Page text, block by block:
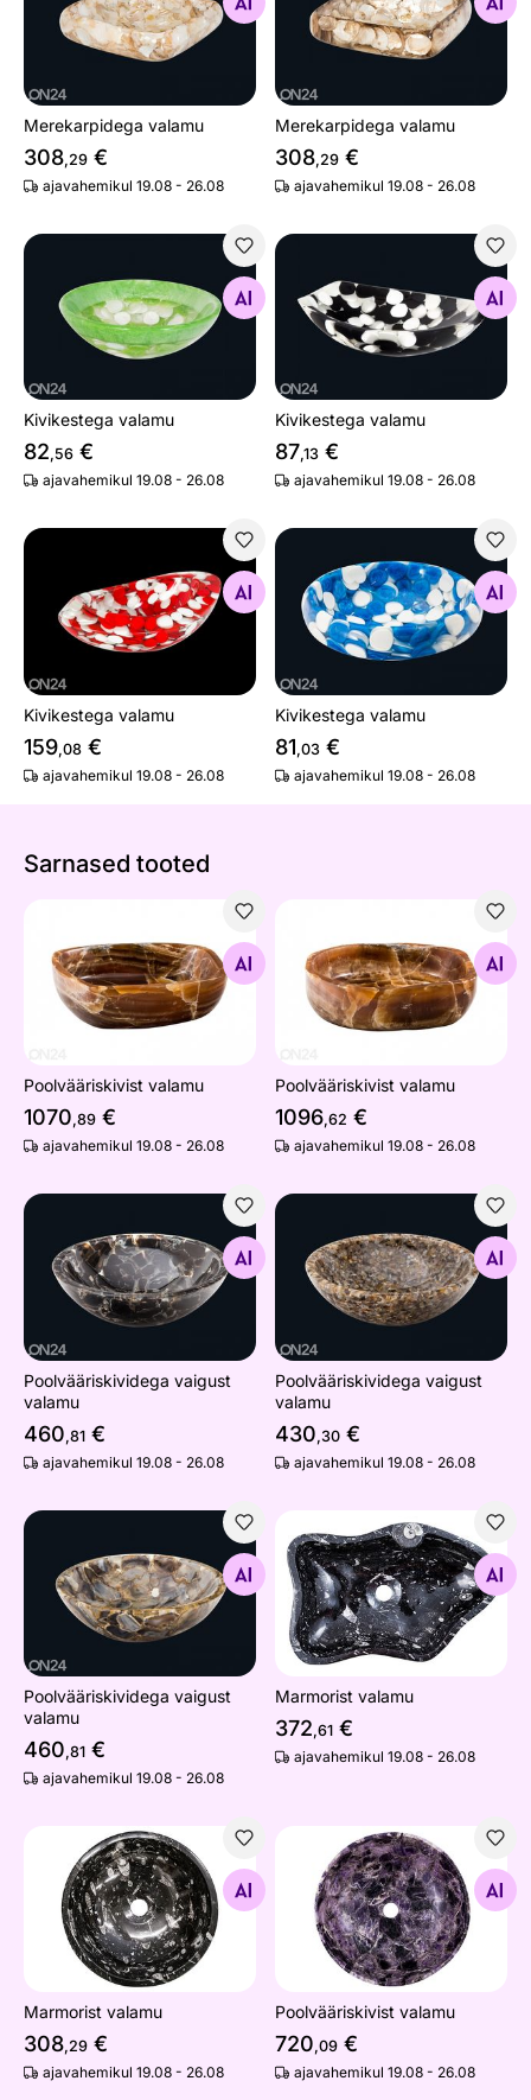
Otsi sarnaseid
Merekarpidega valamu
308,29 €
ajavahemikul 19.08 - 26.08
Otsi sarnaseid
Merekarpidega valamu
308,29 €
ajavahemikul 19.08 - 26.08
Otsi sarnaseid
Kivikestega valamu
82,56 €
ajavahemikul 19.08 - 26.08
Otsi sarnaseid
Kivikestega valamu
87,13 €
ajavahemikul 19.08 - 26.08
Kivikestega valamu
Otsi sarnaseid
Kivikestega valamu
159,08 €
ajavahemikul 19.08 - 26.08
Kivikestega valamu
Otsi sarnaseid
Kivikestega valamu
81,03 €
ajavahemikul 19.08 - 26.08
Sarnased tooted
Otsi sarnaseid
Poolvääriskivist valamu
1070,89 €
ajavahemikul 19.08 - 26.08
Otsi sarnaseid
Poolvääriskivist valamu
1096,62 €
ajavahemikul 19.08 - 26.08
Poolvääriskividega vaigust valamu
Otsi sarnaseid
Poolvääriskividega vaigust
valamu
460,81 €
ajavahemikul 19.08 - 26.08
Poolvääriskividega vaigust
Otsi sarnaseid
Poolvääriskividega vaigust
valamu
430,30 €
ajavahemikul 19.08 - 26.08
Poolvääriskividega vaigust valamu
Otsi sarnaseid
Poolvääriskividega vaigust
valamu
460,81 €
ajavahemikul 19.08 - 26.08
Marmorist valamu
Otsi sarnaseid
Marmorist valamu
372,61 €
ajavahemikul 19.08 - 26.08
Marmorist valamu
Otsi sarnaseid
Marmorist valamu
308,29 €
ajavahemikul 19.08 - 26.08
Poolvääriskivist valamu
Otsi sarnaseid
Poolvääriskivist valamu
720,09 €
ajavahemikul 19.08 - 26.08